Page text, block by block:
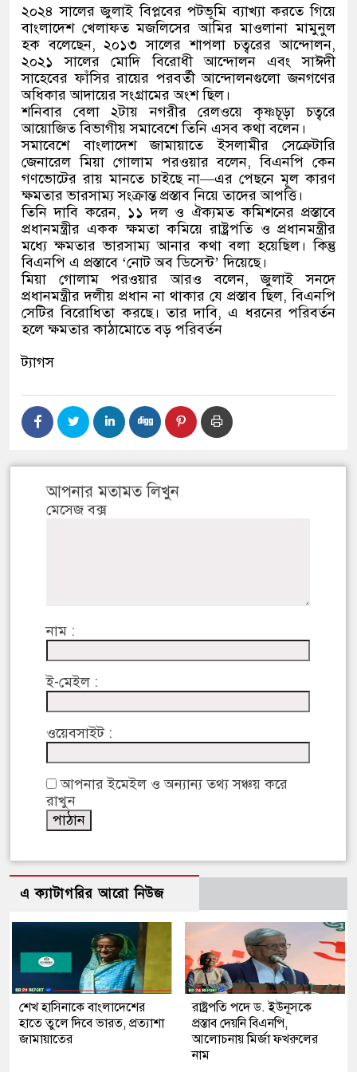
২০২৪ সালের জুলাই বিপ্লবের পটভূমি ব্যাখ্যা করতে গিয়ে
বাংলাদেশ খেলাফত মজলিসের আমির মাওলানা মামুনুল
হক বলেছেন, ২০১৩ সালের শাপলা চত্বরের আন্দোলন,
২০২১ সালের মোদি বিরোধী আন্দোলন এবং সাঈদী
সাহেবের ফাঁসির রায়ের পরবর্তী আন্দোলনগুলো জনগণের
অধিকার আদায়ের সংগ্রামের অংশ ছিল।
শনিবার বেলা ২টায় নগরীর রেলওয়ে কৃষ্ণচূড়া চত্বরে
আয়োজিত বিভাগীয় সমাবেশে তিনি এসব কথা বলেন।
সমাবেশে বাংলাদেশ জামায়াতে ইসলামীর সেক্রেটারি
জেনারেল মিয়া গোলাম পরওয়ার বলেন, বিএনপি কেন
গণভোটের রায় মানতে চাইছে না—এর পেছনে মূল কারণ
ক্ষমতার ভারসাম্য সংক্রান্ত প্রস্তাব নিয়ে তাদের আপত্তি।
তিনি দাবি করেন, ১১ দল ও ঐক্যমত কমিশনের প্রস্তাবে
প্রধানমন্ত্রীর একক ক্ষমতা কমিয়ে রাষ্ট্রপতি ও প্রধানমন্ত্রীর
মধ্যে ক্ষমতার ভারসাম্য আনার কথা বলা হয়েছিল। কিন্তু
বিএনপি এ প্রস্তাবে ‘নোট অব ডিসেন্ট’ দিয়েছে।
মিয়া গোলাম পরওয়ার আরও বলেন, জুলাই সনদে
প্রধানমন্ত্রীর দলীয় প্রধান না থাকার যে প্রস্তাব ছিল, বিএনপি
সেটির বিরোধিতা করছে। তার দাবি, এ ধরনের পরিবর্তন
হলে ক্ষমতার কাঠামোতে বড় পরিবর্তন
ট্যাগস
আপনার মতামত লিখুন
মেসেজ বক্স
নাম :
ই-মেইল :
ওয়েবসাইট :
আপনার ইমেইল ও অন্যান্য তথ্য সঞ্চয় করে
রাখুন
এ ক্যাটাগরির আরো নিউজ
শেখ হাসিনাকে বাংলাদেশের
হাতে তুলে দিবে ভারত, প্রত্যাশা
জামায়াতের
রাষ্ট্রপতি পদে ড. ইউনূসকে
প্রস্তাব দেয়নি বিএনপি,
আলোচনায় মির্জা ফখরুলের
নাম